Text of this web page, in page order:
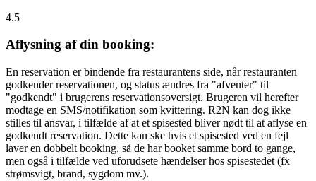
4.5
Aflysning af din booking:
En reservation er bindende fra restaurantens side, når restauranten
godkender reservationen, og status ændres fra "afventer" til
"godkendt" i brugerens reservationsoversigt. Brugeren vil herefter
modtage en SMS/notifikation som kvittering. R2N kan dog ikke
stilles til ansvar, i tilfælde af at et spisested bliver nødt til at aflyse en
godkendt reservation. Dette kan ske hvis et spisested ved en fejl
laver en dobbelt booking, så de har booket samme bord to gange,
men også i tilfælde ved uforudsete hændelser hos spisestedet (fx
strømsvigt, brand, sygdom mv.).